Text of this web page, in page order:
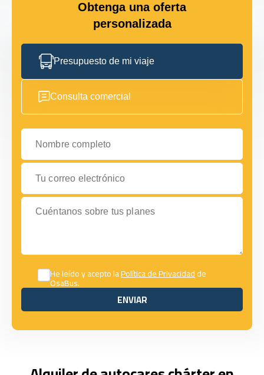
Obtenga una oferta
personalizada
Presupuesto de mi viaje
Consulta comercial
Nombre completo
Tu correo electrónico
Cuéntanos sobre tus planes
He leído y acepto laPolítica de Privacidadde
OsaBus.
ENVIAR
ENVIAR